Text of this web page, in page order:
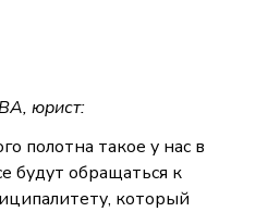
юрист:
полотна такое у нас в
будут обращаться к
который